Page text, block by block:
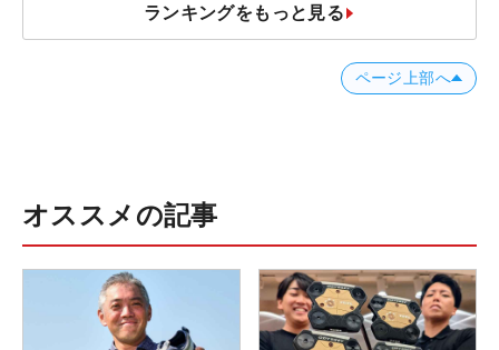
ランキングをもっと見る
ページ上部へ
オススメの記事